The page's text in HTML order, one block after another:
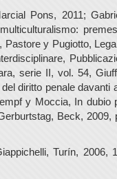
Pons, 2011;
Pastore y Pugiotto,
serie II, vol. 54,
diritto penale davanti
y Moccia, In dubio
Beck, 2009,
Turín, 2006,